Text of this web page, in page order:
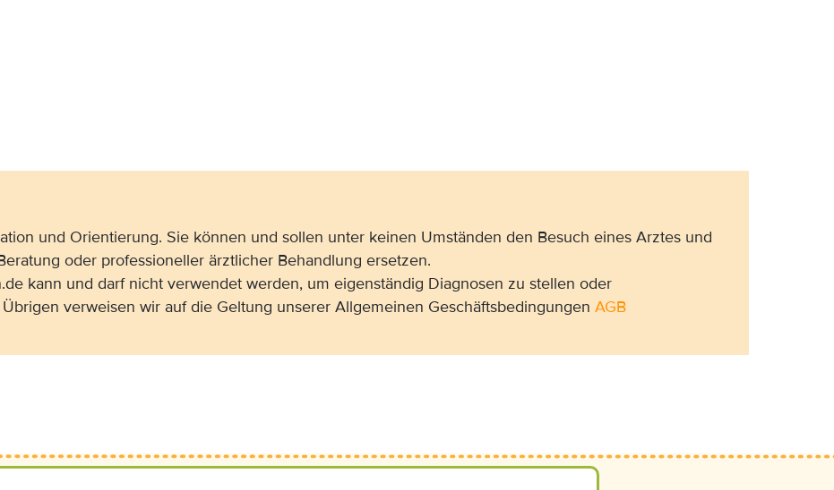
und Orientierung. Sie können und sollen unter keinen Umständen den Besuch eines Arztes und
oder professioneller ärztlicher Behandlung ersetzen.
kann und darf nicht verwendet werden, um eigenständig Diagnosen zu stellen oder
verweisen wir auf die Geltung unserer Allgemeinen Geschäftsbedingungen AGB